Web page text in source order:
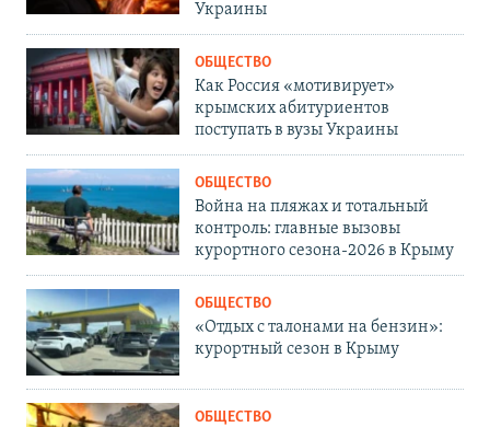
Украины
ОБЩЕСТВО
Как Россия «мотивирует»
крымских абитуриентов
поступать в вузы Украины
ОБЩЕСТВО
Война на пляжах и тотальный
контроль: главные вызовы
курортного сезона-2026 в Крыму
ОБЩЕСТВО
«Отдых с талонами на бензин»:
курортный сезон в Крыму
ОБЩЕСТВО